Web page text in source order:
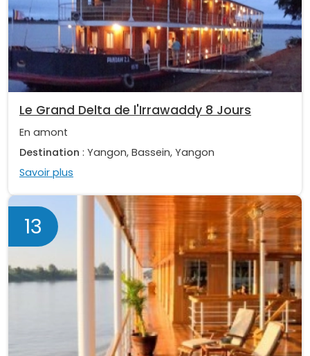
Le Grand Delta de l'Irrawaddy 8 Jours
En amont
Destination : Yangon, Bassein, Yangon
Savoir plus
13